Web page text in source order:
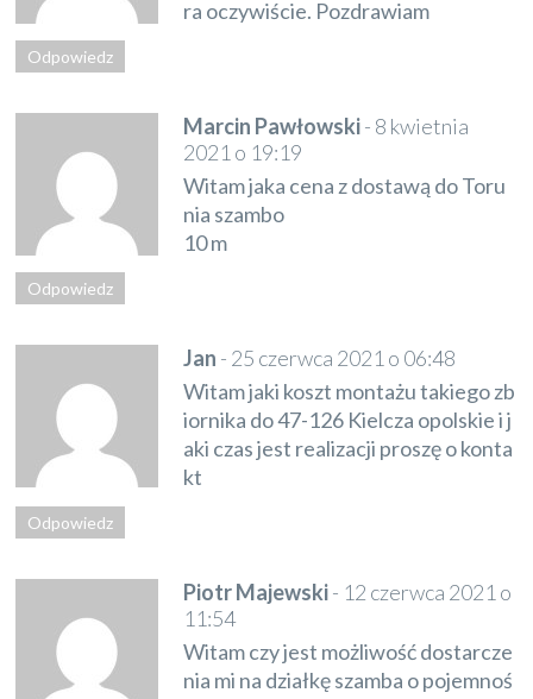
ra oczywiście. Pozdrawiam
Odpowiedz
Marcin Pawłowski- 8 kwietnia
2021 o 19:19
Witam jaka cena z dostawą do Toru
nia szambo
10 m
Odpowiedz
Jan - 25 czerwca 2021 o 06:48
Witam jaki koszt montażu takiego zb
iornika do 47-126 Kielcza opolskie i j
aki czas jest realizacji proszę o konta
kt
Odpowiedz
Piotr Majewski- 12 czerwca 2021 o
11:54
Witam czy jest możliwość dostarcze
nia mi na działkę szamba o pojemnoś